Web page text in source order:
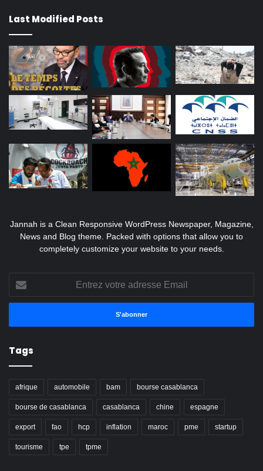
Last Modified Posts
Jannah is a Clean Responsive WordPress Newspaper, Magazine,
News and Blog theme. Packed with options that allow you to
completely customize your website to your needs.
Entrez
votre
adresse
Tags
afrique automobile bam bourse casablanca
bourse de casablanca casablanca chine espagne
export fao hcp inflation maroc pme startup
tourisme tpe tpme